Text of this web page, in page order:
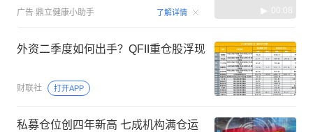
广告 鼎立健康小助手 了解详情 00:08
外资二季度如何出手？QFII重仓股浮现
财联社 打开APP
私募仓位创四年新高 七成机构满仓运